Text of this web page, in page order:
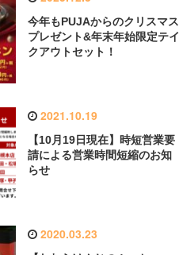
今年もPUJAからのクリスマス
プレゼント&年末年始限定テイ
クアウトセット！
2021.10.19
【10月19日現在】時短営業要
請による営業時間短縮のお知
らせ
2020.03.23